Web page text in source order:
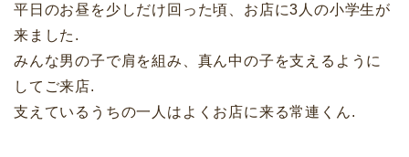
平日のお昼を少しだけ回った頃、お店に3人の小学生が
来ました.
みんな男の子で肩を組み、真ん中の子を支えるように
してご来店.
支えているうちの一人はよくお店に来る常連くん.